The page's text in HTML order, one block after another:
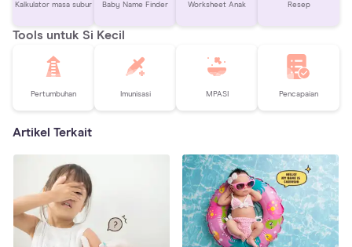
Kalkulator masa subur Baby Name Finder Worksheet Anak Resep
Tools untuk Si Kecil
Pertumbuhan Imunisasi MPASI Pencapaian
Artikel Terkait